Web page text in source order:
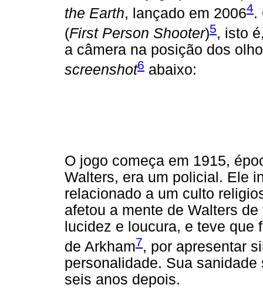
the Earth, lançado em 20064.
(First Person Shooter)5, isto
a câmera na posição dos
screenshot6 abaixo:
O jogo começa em 1915,
Walters, era um policial. Ele
relacionado a um culto
afetou a mente de Walters
lucidez e loucura, e teve que
de Arkham7, por apresentar
personalidade. Sua
seis anos depois.